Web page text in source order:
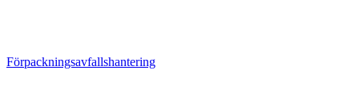
Förpackningsavfallshantering